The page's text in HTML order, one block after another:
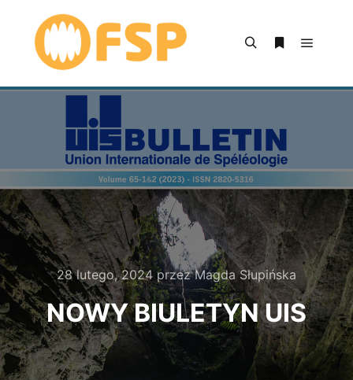
28 lutego, 2024przezMagda Słupińska
NOWY BIULETYN UIS